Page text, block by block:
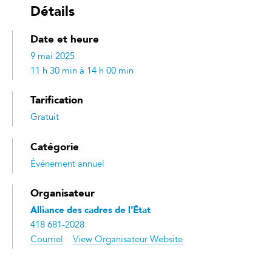
Détails
Date et heure
9 mai 2025
11 h 30 min à 14 h 00 min
Tarification
Gratuit
Catégorie
Événement annuel
Organisateur
Alliance des cadres de l’État
418 681-2028
Courriel
View Organisateur Website